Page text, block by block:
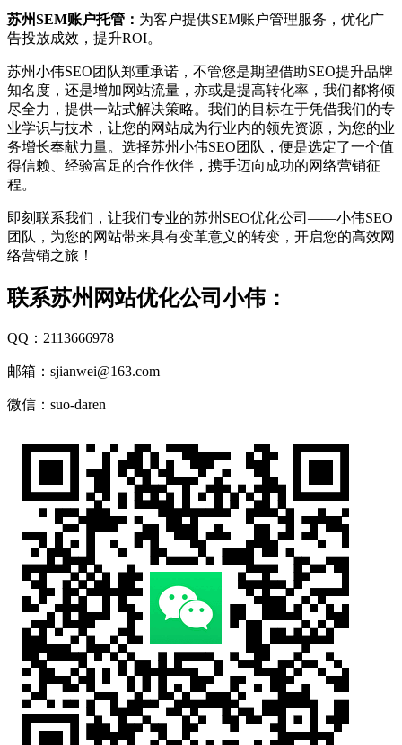
苏州SEM账户托管： 为客户提供SEM账户管理服务，优化广
告投放成效，提升ROI。
苏州小伟SEO团队郑重承诺，不管您是期望借助SEO提升品牌
知名度，还是增加网站流量，亦或是提高转化率，我们都将倾
尽全力，提供一站式解决策略。我们的目标在于凭借我们的专
业学识与技术，让您的网站成为行业内的领先资源，为您的业
务增长奉献力量。选择苏州小伟SEO团队，便是选定了一个值
得信赖、经验富足的合作伙伴，携手迈向成功的网络营销征
程。
即刻联系我们，让我们专业的苏州SEO优化公司——小伟SEO
团队，为您的网站带来具有变革意义的转变，开启您的高效网
络营销之旅！
联系苏州网站优化公司小伟：
QQ：2113666978
邮箱：sjianwei@163.com
微信：suo-daren